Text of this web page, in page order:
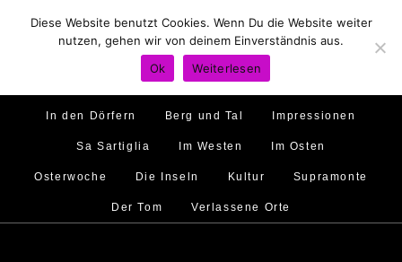
Hirtenland Traumstrände Feste feiern
Golfo di Orosei Im Norden
Murales Ambiente
In den Dörfern Berg und Tal Impressionen
Sa Sartiglia Im Westen Im Osten
Osterwoche Die Inseln Kultur Supramonte
Der Tom Verlassene Orte
Diese Website benutzt Cookies. Wenn Du die Website weiter
nutzen, gehen wir von deinem Einverständnis aus.
Ok
Weiterlesen